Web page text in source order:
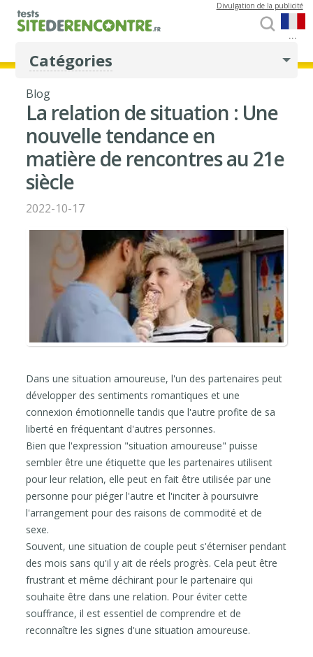
...
Divulgation de la publicité
Catégories
Blog
La relation de situation : Une
nouvelle tendance en
matière de rencontres au 21e
siècle
2022-10-17
Dans une situation amoureuse, l'un des partenaires peut
développer des sentiments romantiques et une
connexion émotionnelle tandis que l'autre profite de sa
liberté en fréquentant d'autres personnes.
Bien que l'expression "situation amoureuse" puisse
sembler être une étiquette que les partenaires utilisent
pour leur relation, elle peut en fait être utilisée par une
personne pour piéger l'autre et l'inciter à poursuivre
l'arrangement pour des raisons de commodité et de
sexe.
Souvent, une situation de couple peut s'éterniser pendant
des mois sans qu'il y ait de réels progrès. Cela peut être
frustrant et même déchirant pour le partenaire qui
souhaite être dans une relation. Pour éviter cette
souffrance, il est essentiel de comprendre et de
reconnaître les signes d'une situation amoureuse.